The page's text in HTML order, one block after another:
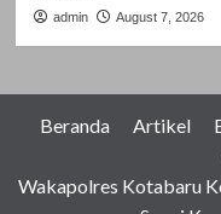
admin August 7, 2026
Beranda Artikel
Wakapolres Kotabaru